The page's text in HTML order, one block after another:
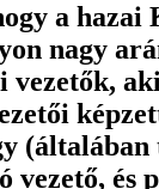
a hazai
nagy
vezetők,
(általában
vezető, és